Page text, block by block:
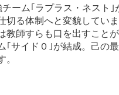
ーム｢ラプラス・ネスト
る体制へと変貌してい
教師すらも口を出すこと
サイド０｣が結成。己の